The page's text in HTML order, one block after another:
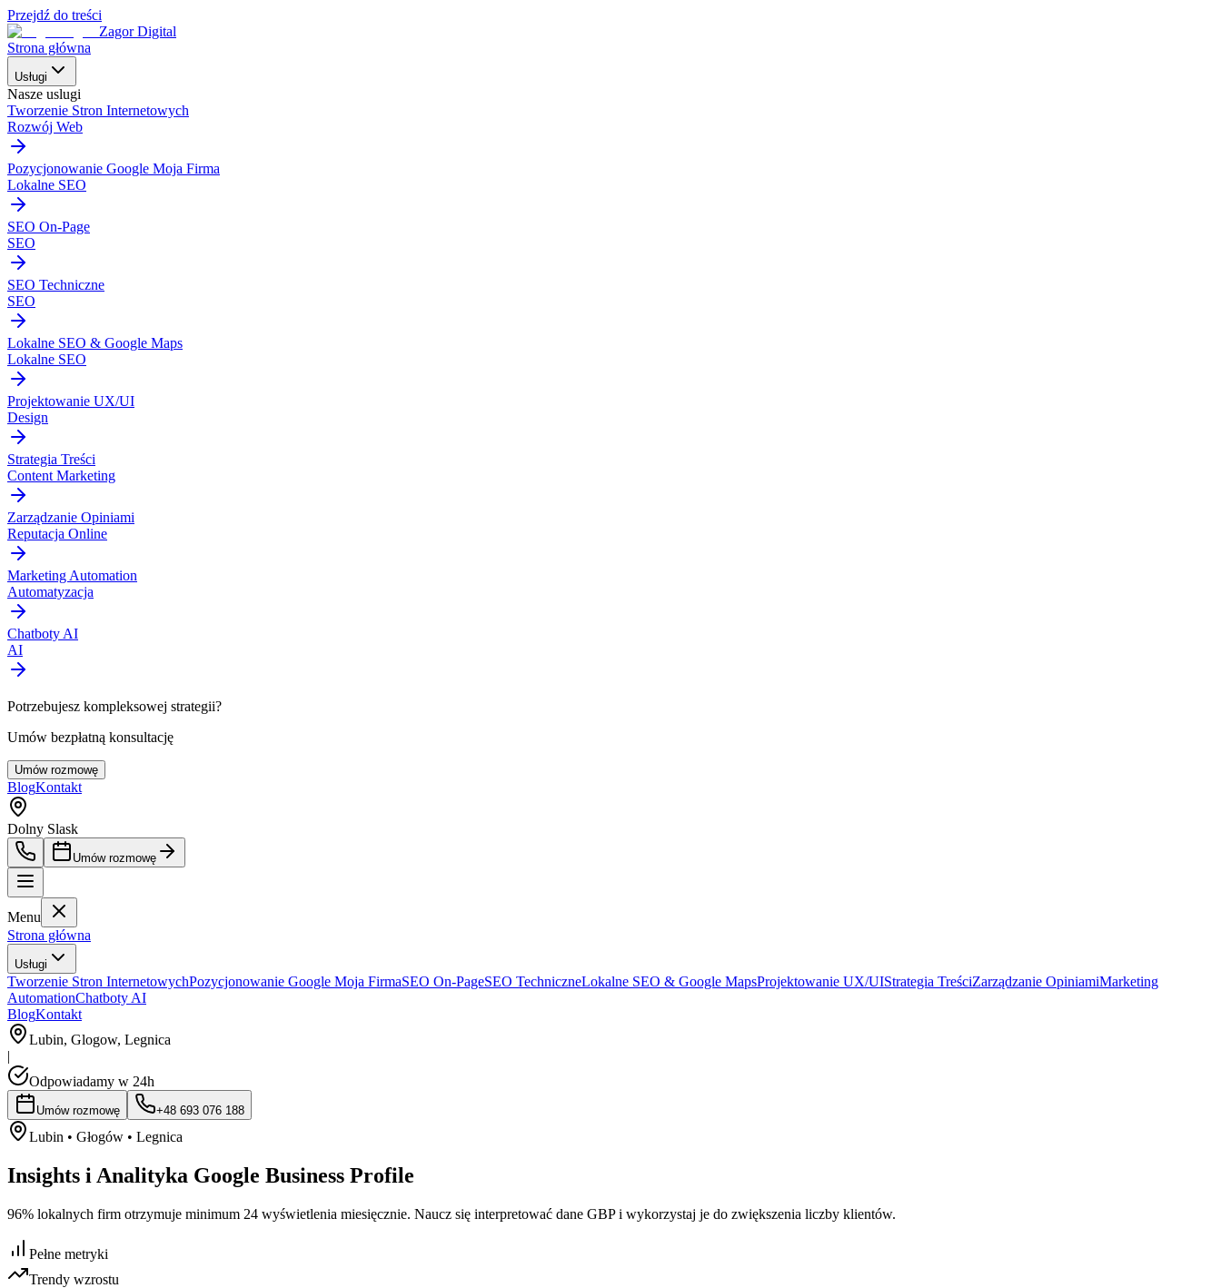
Przejdź do treści
Zagor Digital
Strona główna
Usługi
Nasze uslugi
Tworzenie Stron Internetowych
Rozwój Web
Pozycjonowanie Google Moja Firma
Lokalne SEO
SEO On-Page
SEO
SEO Techniczne
SEO
Lokalne SEO & Google Maps
Lokalne SEO
Projektowanie UX/UI
Design
Strategia Treści
Content Marketing
Zarządzanie Opiniami
Reputacja Online
Marketing Automation
Automatyzacja
Chatboty AI
AI
Potrzebujesz kompleksowej strategii?
Umów bezpłatną konsultację
Umów rozmowę
BlogKontakt
Dolny Slask
Umów rozmowę
Menu
Strona główna
Usługi
Tworzenie Stron InternetowychPozycjonowanie Google Moja FirmaSEO On-PageSEO TechniczneLokalne SEO & Google MapsProjektowanie UX/UIStrategia TreściZarządzanie OpiniamiMarketing
AutomationChatboty AI
BlogKontakt
Lubin, Glogow, Legnica
|
Odpowiadamy w 24h
Umów rozmowę +48 693 076 188
Lubin • Głogów • Legnica
Insights i Analityka Google Business Profile
96% lokalnych firm otrzymuje minimum 24 wyświetlenia miesięcznie. Naucz się interpretować dane GBP i wykorzystaj je do zwiększenia liczby klientów.
Pełne metryki
Trendy wzrostu